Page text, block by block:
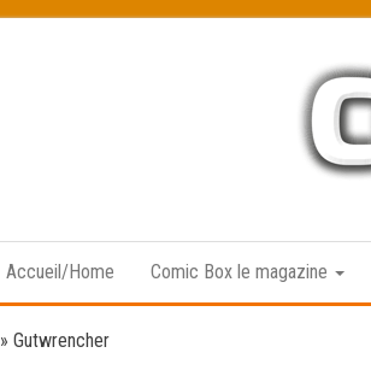
Accueil/Home Comic Box le magazine
» Gutwrencher